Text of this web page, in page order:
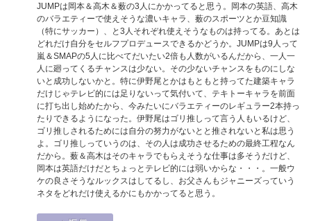
JUMPは岡本＆高木＆薮の3人にかかってると思う。岡本の英語、高木
のバラエティーで使えそうな濃いキャラ、薮のスポーツとか豆知識
（特にサッカー）、と3人それぞれ使えそうなものは持ってる。あとは
どれだけ自分をセルフプロデュースできるかどうか。JUMPは9人って
嵐＆SMAPの5人に比べてだいたい2倍も人数がいるんだから、一人一
人に廻ってくるチャンスは少ない。その少ないチャンスをものにしな
いと成功しないかと。特に伊野尾とかはもともと持ってた建築キャラ
だけじゃテレビ的には足りないって気付いて、テキトーキャラを前面
に打ち出し始めたから、今みたいにバラエティーのレギュラー2本持っ
たりできるようになった。伊野尾はゴリ推しって言う人もいるけど、
ゴリ推しされるためには自分の努力がないとと推されないと私は思う
よ。ゴリ推しっていうのは、その人は成功させるための最終工程なん
だから。薮＆高木はそのキャラでもらえそうな仕事は多そうだけど、
岡本は英語だけだとちょっとテレビ的には弱いからな・・・。一般ウ
ケの良さそうなルックスはしてるし、お父さんもジャニーズっていう
ネタをどれだけ使えるかにもかかってると思う。